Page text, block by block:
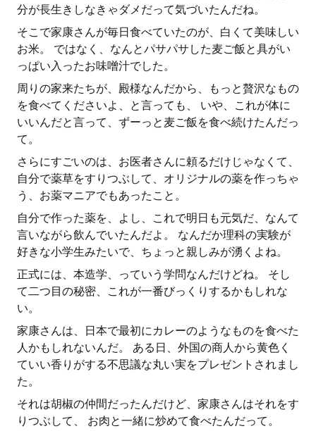
分が長生きしなきゃダメだって気づいたんだね。
そこで家康さんが毎日食べていたのが、白くて美味しい
お米。 ではなく、なんとパサパサした麦ご飯と具がい
っぱい入ったお味噌汁でした。
周りの家来たちが、殿様なんだから、もっと贅沢なもの
を食べてくださいよ、と言っても、 いや、これが体に
いいんだと言って、ずーっと麦ご飯を食べ続けたんだっ
て。
さらにすごいのは、お医者さんに頼るだけじゃなくて、
自分で薬草をすりつぶして、オリジナルの薬を作っちゃ
う、お薬マニアでもあったこと。
自分で作った薬を、よし、これで明日も元気だ、なんて
言いながら飲んでいたんだよ。 なんだか理科の実験が
好きな小学生みたいで、ちょっと親しみが湧くよね。
正式には、本造学、っていう学問なんだけどね。 そし
て二つ目の秘密、これが一番びっくりするかもしれな
い。
家康さんは、日本で最初にカレーのようなものを食べた
人かもしれないんだ。 ある日、外国の商人から黄色く
ていい香りがする不思議な丸い実をプレゼントされまし
た。
それは胡椒の仲間だったんだけど、家康さんはそれをす
りつぶして、 お肉と一緒に炒めて食べたんだって。